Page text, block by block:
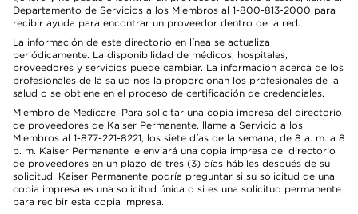
Departamento de Servicios a los Miembros al 1-800-813-2000 para
recibir ayuda para encontrar un proveedor dentro de la red.
La información de este directorio en línea se actualiza
periódicamente. La disponibilidad de médicos, hospitales,
proveedores y servicios puede cambiar. La información acerca de los
profesionales de la salud nos la proporcionan los profesionales de la
salud o se obtiene en el proceso de certificación de credenciales.
Miembro de Medicare: Para solicitar una copia impresa del directorio
de proveedores de Kaiser Permanente, llame a Servicio a los
Miembros al 1-877-221-8221, los siete días de la semana, de 8 a. m. a 8
p. m. Kaiser Permanente le enviará una copia impresa del directorio
de proveedores en un plazo de tres (3) días hábiles después de su
solicitud. Kaiser Permanente podría preguntar si su solicitud de una
copia impresa es una solicitud única o si es una solicitud permanente
para recibir esta copia impresa.